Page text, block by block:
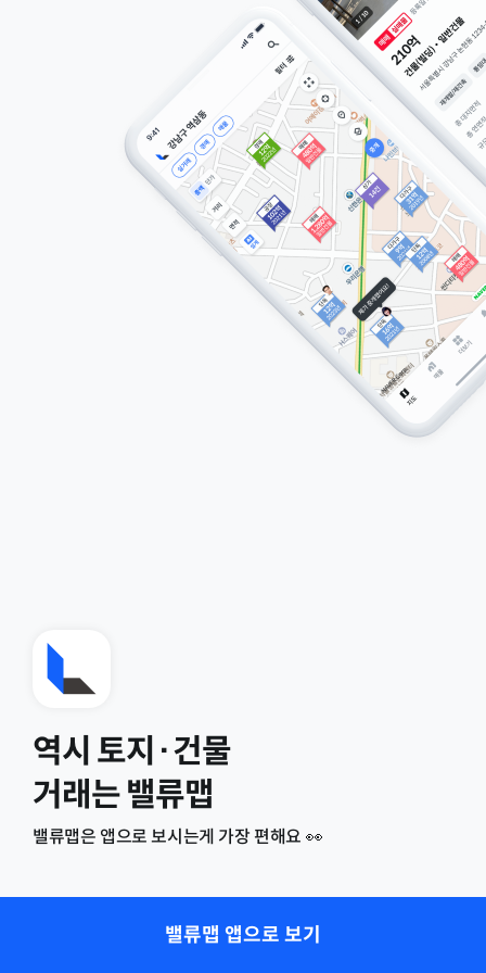
역시 토지·건물
거래는 밸류맵
밸류맵은 앱으로 보시는게 가장 편해요 👀
밸류맵 앱으로 보기